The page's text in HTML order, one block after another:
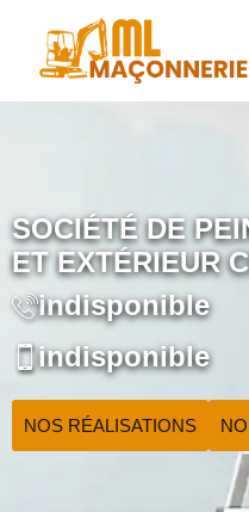
SOCIÉTÉ DE
ET EXTÉRIEUR
indisponible
indisponible
NOS RÉALISATIONS